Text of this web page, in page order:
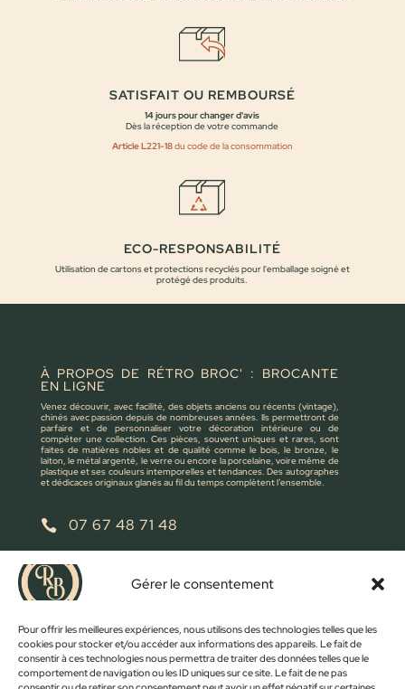
Gérer le consentement
Pour offrir les meilleures expériences, nous utilisons des technologies telles que les
cookies pour stocker et/ou accéder aux informations des appareils. Le fait de
consentir à ces technologies nous permettra de traiter des données telles que le
comportement de navigation ou les ID uniques sur ce site. Le fait de ne pas
SATISFAIT OU REMBOURSÉ
14 jours pour changer d'avis
Dès la réception de votre commande
Article L221-18du code de la consommation
ECO-RESPONSABILITÉ
Utilisation de cartons et protections recyclés pour l'emballage soigné et
protégé des produits.
À PROPOS DE RÉTRO BROC' : BROCANTE
EN LIGNE
Venez découvrir, avec facilité, des objets anciens ou récents (vintage),
chinés avec passion depuis de nombreuses années. Ils permettront de
parfaire et de personnaliser votre décoration intérieure ou de
compéter une collection. Ces pièces, souvent uniques et rares, sont
faites de matières nobles et de qualité comme le bois, le bronze, le
laiton, le métal argenté, le verre ou encore la porcelaine, voire même de
plastique et ses couleurs intemporelles et tendances. Des autographes
et dédicaces originaux glanés au fil du temps complètent l’ensemble.
 07 67 48 71 48
 retrobroc85@gmail.com
NOUS ÉCRIRE